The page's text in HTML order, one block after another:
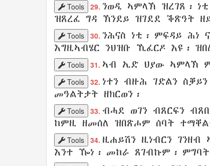
Tools 29. ንወዲ ኣምላኽ ዝረገጸ ፡ ነቲ
ዝጸረፈ ግዳ ኽንደይ ዝገደደ ቕጽዓት
Tools 30. ንሕናስ ነቲ፡ ምፍዳይ ሕነ
እግዚኣብሄር ንህዝቡ ኺፈርዶ እዩ፡
Tools 31. ኣብ ኢድ ህያው ኣምላኽ
Tools 32. ነተን ብዙሕ ገድልን ስቓይን
መዓልትታት ዘክርወን ፡
Tools 33. ብሓደ ወገን ብጸርፍን
ከምዚ ዘመሰለ ዝበጽሖም ሰባት
Tools 34. ዚሐይሽን ዚነብርን ገንዘብ
እንተ ዀነ፡ መከራ ጸገብኩም፡ ምግባት